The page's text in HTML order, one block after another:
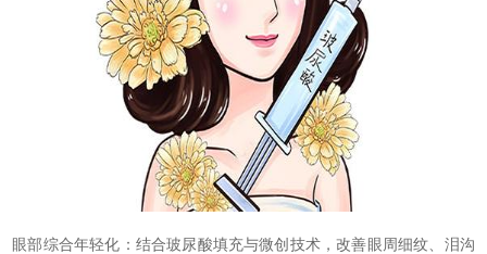
眼部综合年轻化：结合玻尿酸填充与微创技术，改善眼周细纹、泪沟